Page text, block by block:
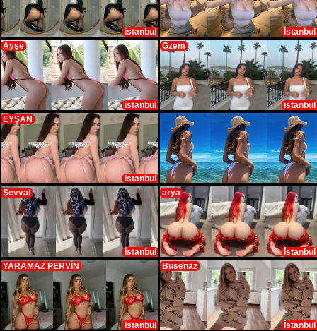
istanbul
İstanbul
Ayşe
istanbul
Gzem
istanbul
EYŞAN
istanbul
Şevval
İstanbul
arya
İstanbul
YARAMAZ PERVİN
istanbul
Busenaz
İstanbul